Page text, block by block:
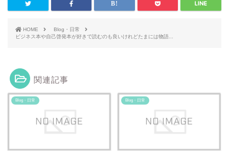
HOME
Blog・日常
ビジネス本や自己啓発本が好きで読むのも良いけれどたまには物語...
関連記事
Blog・日常 Blog・日常